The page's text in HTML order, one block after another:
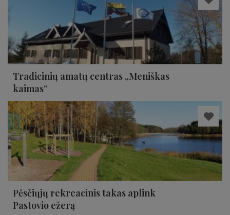
Tradicinių amatų centras „Meniškas
kaimas“
Pėsčiųjų rekreacinis takas aplink
Pastovio ežerą